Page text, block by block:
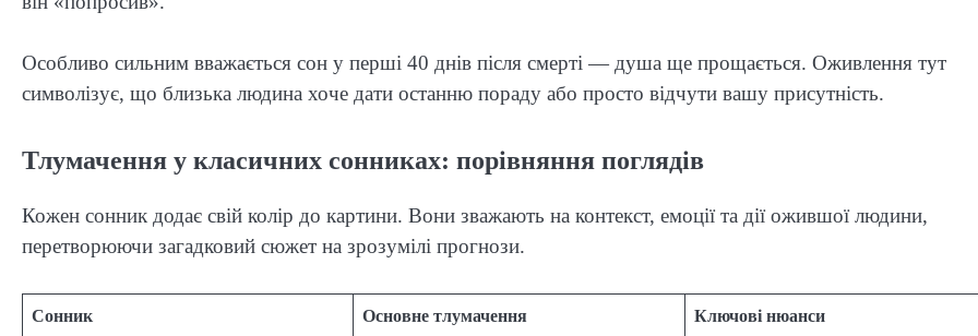
Особливо сильним вважається сон у перші 40 днів після смерті — душа ще прощається. Оживлення тут
символізує, що близька людина хоче дати останню пораду або просто відчути вашу присутність.
Тлумачення у класичних сонниках: порівняння поглядів
Кожен сонник додає свій колір до картини. Вони зважають на контекст, емоції та дії ожившої людини,
перетворюючи загадковий сюжет на зрозумілі прогнози.
Сонник Основне тлумачення Ключові нюанси